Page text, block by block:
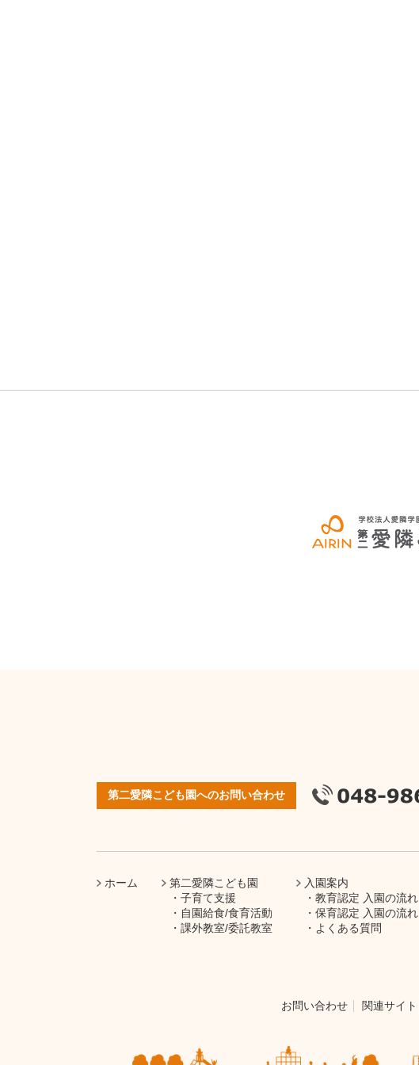
第二愛隣こども園へのお問い合わせ
ホーム
第二愛隣こども園
子育て支援
自園給食/食育活動
課外教室/委託教室
入園案内
教育認定 入園の流れ
保育認定 入園の流れ
よくある質問
お問い合わせ 関連サイト